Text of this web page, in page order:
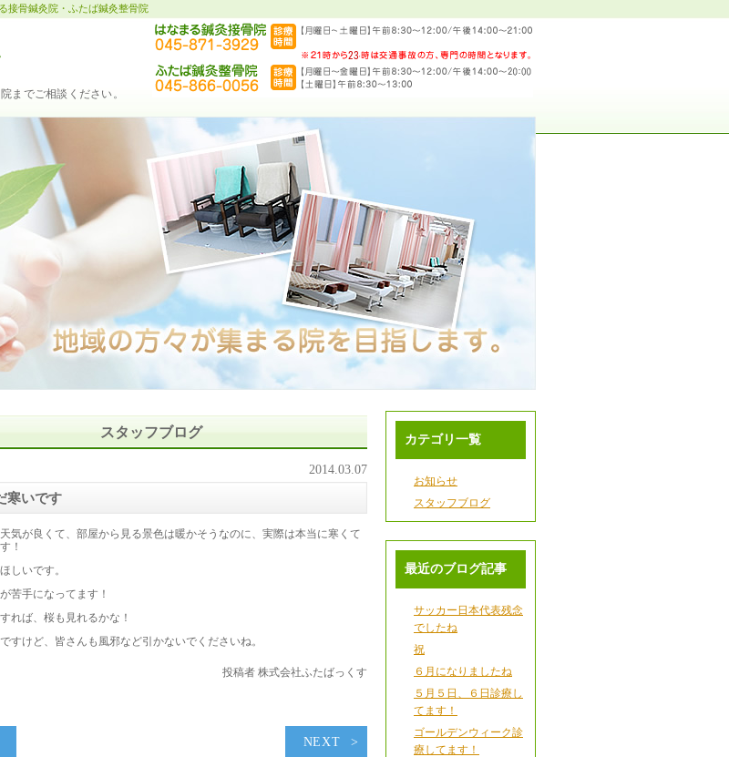
接骨鍼灸院・ふたば鍼灸整骨院
までご相談ください。
スタッフブログ
2014.03.07
寒いです
気が良くて、部屋から見る景色は暖かそうなのに、実際は本当に寒くて
！
しいです。
苦手になってます！
れば、桜も見れるかな！
すけど、皆さんも風邪など引かないでくださいね。
投稿者 株式会社ふたばっくす
NEXT
カテゴリ一覧
お知らせ
スタッフブログ
最近のブログ記事
サッカー日本代表残念
でしたね
祝
６月になりましたね
５月５日、６日診療し
てます！
ゴールデンウィーク診
療してます！